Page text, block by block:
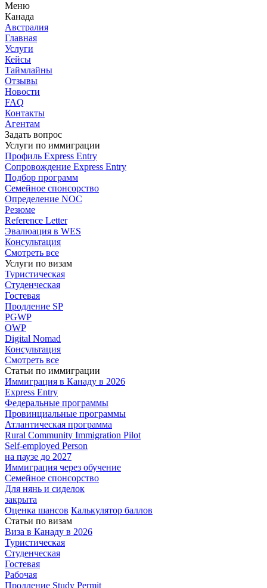
Меню
Канада
Австралия
Главная
Услуги
Кейсы
Таймлайны
Отзывы
Новости
FAQ
Контакты
Агентам
Задать вопрос
Услуги по иммиграции
Профиль Express Entry
Сопровождение Express Entry
Подбор программ
Семейное спонсорство
Определение NOC
Резюме
Reference Letter
Эвалюация в WES
Консультация
Смотреть все
Услуги по визам
Туристическая
Студенческая
Гостевая
Продление SP
PGWP
OWP
Digital Nomad
Консультация
Смотреть все
Статьи по иммиграции
Иммиграция в Канаду в 2026
Express Entry
Федеральные программы
Провинциальные программы
Атлантическая программа
Rural Community Immigration Pilot
Self-employed Person
на паузе до 2027
Иммиграция через обучение
Семейное спонсорство
Для нянь и сиделок
закрыта
Оценка шансов Калькулятор баллов
Статьи по визам
Виза в Канаду в 2026
Туристическая
Студенческая
Гостевая
Рабочая
Продление Study Permit